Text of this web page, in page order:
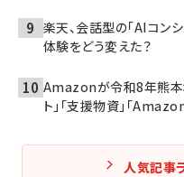
楽天、会話型の「AIコン
体験をどう変えた？
Amazonが令和8年熊本
ト」「支援物資」「
人気記事